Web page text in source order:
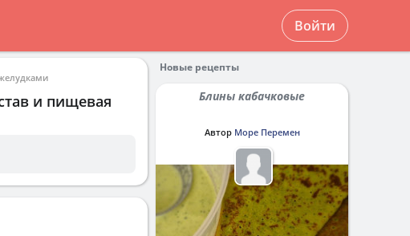
Войти
и пищевая
Новые рецепты
Блины кабачковые
Автор Море Перемен